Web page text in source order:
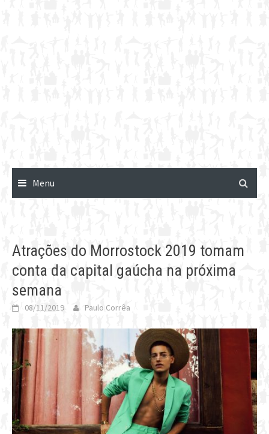
Menu
Atrações do Morrostock 2019 tomam
conta da capital gaúcha na próxima
semana
08/11/2019 Paulo Corrêa